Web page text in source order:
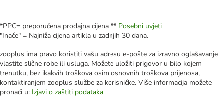
*PPC= preporučena prodajna cijena ** Posebni uvjeti
"Inače" = Najniža cijena artikla u zadnjih 30 dana.
zooplus ima pravo koristiti vašu adresu e-pošte za izravno oglašavanje
vlastite slične robe ili usluga. Možete uložiti prigovor u bilo kojem
trenutku, bez ikakvih troškova osim osnovnih troškova prijenosa,
kontaktiranjem zooplus službe za korisničke. Više informacija možete
pronaći u: Izjavi o zaštiti podataka